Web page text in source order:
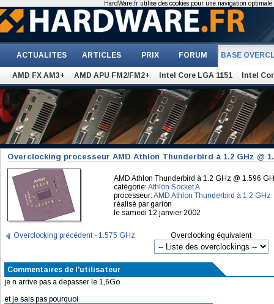
ACTUALITES ARTICLES PRIX FORUM BASE
AMD FX AM3+ AMD APU FM2/FM2+ Intel Core LGA 1151 Intel
Overclocking processeur AMD Athlon Thunderbird à 1.2 GHz @
AMD Athlon Thunderbird à 1.2 GHz @ 1.596
catégorie: Athlon Socket A
processeur: AMD Athlon Thunderbird à 1.2 GHz
réalisé par garion
le samedi 12 janvier 2002
Overclocking précédent - 1.575 GHz Overclocking équivalent
Commentaires de l'utilisateur
je n arrive pas a depasser le 1,6Go
et je sais pas pourquoi
HardWare.fr utilise des cookies pour une navigation